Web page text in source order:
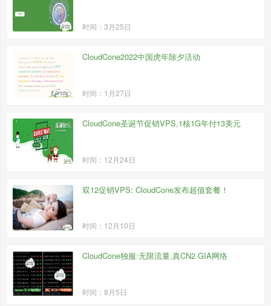
时间：3月25日
CloudCone2022中国虎年除夕活动
时间：1月27日
CloudCone圣诞节促销VPS,1核1G年付13美元
时间：12月24日
双12促销VPS: CloudCone发布超值套餐！
时间：12月10日
CloudCone独服:无限流量,真CN2 GIA网络
时间：8月5日